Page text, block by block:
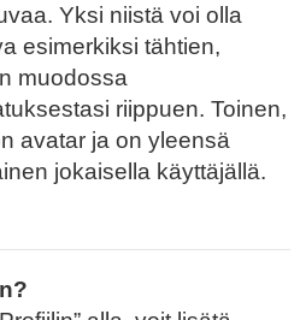
Yksi niistä voi olla
esimerkiksi tähtien,
muodossa
riippuen. Toinen,
avatar ja on yleensä
jokaisella käyttäjällä.